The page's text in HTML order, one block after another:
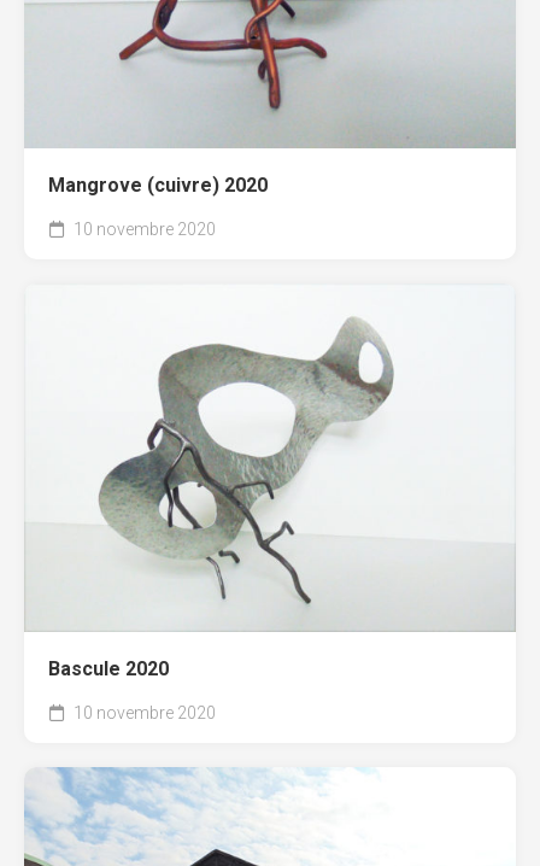
Mangrove (cuivre) 2020
10 novembre 2020
Bascule 2020
10 novembre 2020